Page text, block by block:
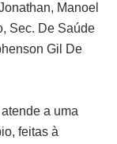
Manoel
Sec. De Saúde
Gil De
a uma
feitas à